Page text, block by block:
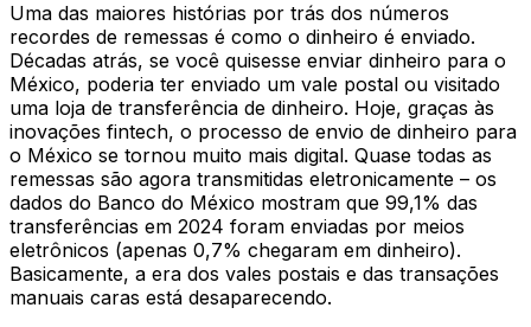
Uma das maiores histórias por trás dos números
recordes de remessas é como o dinheiro é enviado.
Décadas atrás, se você quisesse enviar dinheiro para o
México, poderia ter enviado um vale postal ou visitado
uma loja de transferência de dinheiro. Hoje, graças às
inovações fintech, o processo de envio de dinheiro para
o México se tornou muito mais digital. Quase todas as
remessas são agora transmitidas eletronicamente – os
dados do Banco do México mostram que 99,1% das
transferências em 2024 foram enviadas por meios
eletrônicos (apenas 0,7% chegaram em dinheiro).
Basicamente, a era dos vales postais e das transações
manuais caras está desaparecendo.